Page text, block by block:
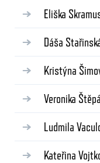
Eliška
Dáša
Kristýna
Veronika
Ludmila
Kateřina